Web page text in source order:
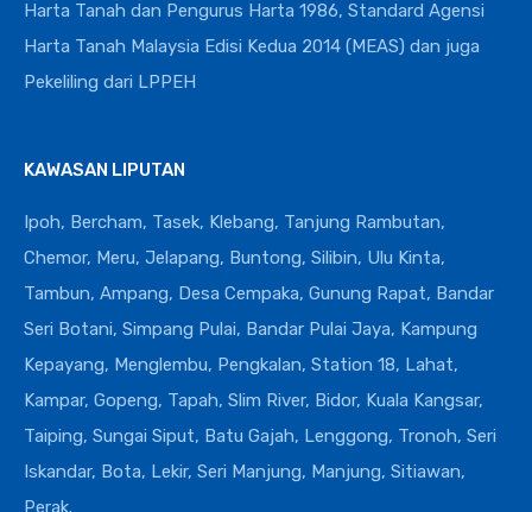
Harta Tanah dan Pengurus Harta 1986, Standard Agensi
Harta Tanah Malaysia Edisi Kedua 2014 (MEAS) dan juga
Pekeliling dari LPPEH
KAWASAN LIPUTAN
Ipoh, Bercham, Tasek, Klebang, Tanjung Rambutan,
Chemor, Meru, Jelapang, Buntong, Silibin, Ulu Kinta,
Tambun, Ampang, Desa Cempaka, Gunung Rapat, Bandar
Seri Botani, Simpang Pulai, Bandar Pulai Jaya, Kampung
Kepayang, Menglembu, Pengkalan, Station 18, Lahat,
Kampar, Gopeng, Tapah, Slim River, Bidor, Kuala Kangsar,
Taiping, Sungai Siput, Batu Gajah, Lenggong, Tronoh, Seri
Iskandar, Bota, Lekir, Seri Manjung, Manjung, Sitiawan,